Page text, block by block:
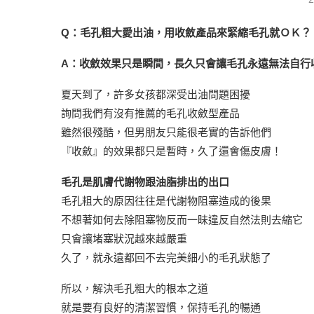
Q：毛孔粗大愛出油，用收斂產品來緊縮毛孔就ＯＫ？
A：收斂效果只是瞬間，長久只會讓毛孔永遠無法自行
夏天到了，許多女孩都深受出油問題困擾
詢問我們有沒有推薦的毛孔收斂型產品
雖然很殘酷，但男朋友只能很老實的告訴他們
『收斂』的效果都只是暫時，久了還會傷皮膚！
毛孔是肌膚代謝物跟油脂排出的出口
毛孔粗大的原因往往是代謝物阻塞造成的後果
不想著如何去除阻塞物反而一昧違反自然法則去縮它
只會讓堵塞狀況越來越嚴重
久了，就永遠都回不去完美細小的毛孔狀態了
所以，解決毛孔粗大的根本之道
就是要有良好的清潔習慣，保持毛孔的暢通